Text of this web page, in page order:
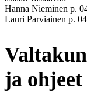
Hanna Nieminen p.
Lauri Parviainen p.
ja ohjeet